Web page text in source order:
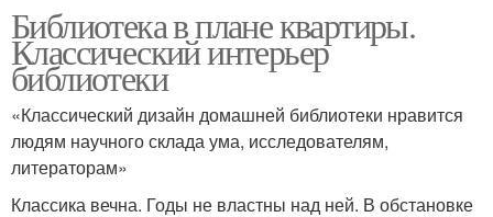
Библиотека в плане квартиры.
Классический интерьер
библиотеки
«Классический дизайн домашней библиотеки нравится
людям научного склада ума, исследователям,
литераторам»
Классика вечна. Годы не властны над ней. В обстановке